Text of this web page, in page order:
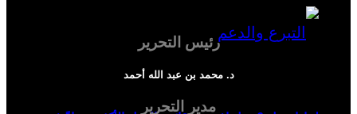
رئيس التحرير
د. محمد بن عبد الله أحمد
مدير التحرير